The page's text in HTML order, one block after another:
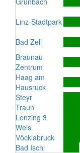
Linz-Stadtpark
Bad Zell
Braunau
Zentrum
Haag am
Hausruck
Steyr
Traun
Lenzing 3
Wels
Vöcklabruck
Bad Ischl